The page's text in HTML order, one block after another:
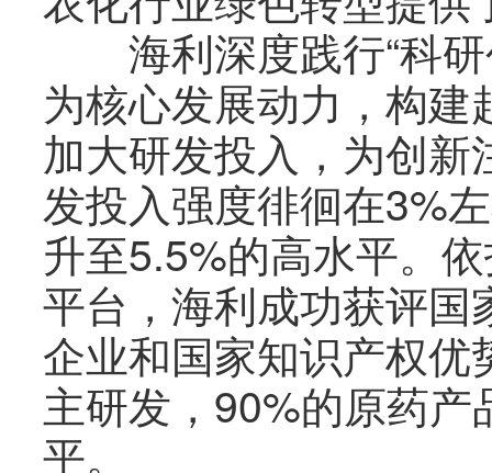
海利深度践行“科研
为核心发展动力，构
加大研发投入，为创
发投入强度徘徊在3%
升至5.5%的高水平。
平台，海利成功获评
企业和国家知识产权
主研发，90%的原药
平。